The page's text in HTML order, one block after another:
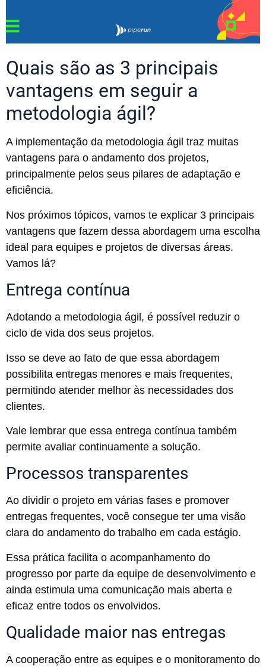
Quais são as 3 principais
vantagens em seguir a
metodologia ágil?
A implementação da metodologia ágil traz muitas
vantagens para o andamento dos projetos,
principalmente pelos seus pilares de adaptação e
eficiência.
Nos próximos tópicos, vamos te explicar 3 principais
vantagens que fazem dessa abordagem uma escolha
ideal para equipes e projetos de diversas áreas.
Vamos lá?
Entrega contínua
Adotando a metodologia ágil, é possível reduzir o
ciclo de vida dos seus projetos.
Isso se deve ao fato de que essa abordagem
possibilita entregas menores e mais frequentes,
permitindo atender melhor às necessidades dos
clientes.
Vale lembrar que essa entrega contínua também
permite avaliar continuamente a solução.
Processos transparentes
Ao dividir o projeto em várias fases e promover
entregas frequentes, você consegue ter uma visão
clara do andamento do trabalho em cada estágio.
Essa prática facilita o acompanhamento do
progresso por parte da equipe de desenvolvimento e
ainda estimula uma comunicação mais aberta e
eficaz entre todos os envolvidos.
Qualidade maior nas entregas
A cooperação entre as equipes e o monitoramento do